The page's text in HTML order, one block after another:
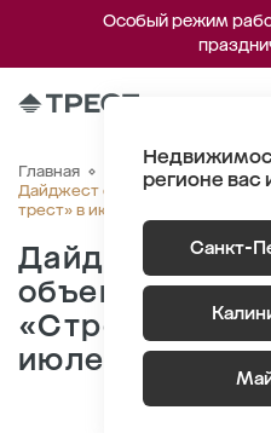
Особый режим
регионе вас
Санкт-
Главная О компании
Дайджест строительства
трест» в июле 2022 года
Дайджест
объектов
июле 2022